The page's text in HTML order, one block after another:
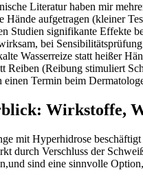
Literatur haben ​mir
⁢Hände aufgetragen (kleiner
Studien signifikante Effekte‍
bei Sensibilitätsprüfung
Wasserreize statt heißer
⁤Reiben (Reibung stimuliert
Termin‍ beim⁤
Wirkstoffe,
mit Hyperhidrose
durch ‍Verschluss‍ der
sind eine sinnvolle